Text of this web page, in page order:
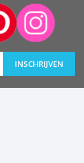
INSCHRIJVEN